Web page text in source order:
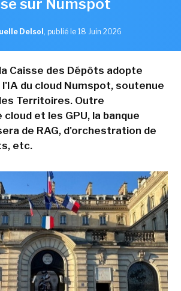
sur Numspot
Delsol , publié le 18 Juin 2026
Caisse des Dépôts adopte
du cloud Numspot, soutenue
Territoires. Outre
et les GPU, la banque
de RAG, d'orchestration de
etc.